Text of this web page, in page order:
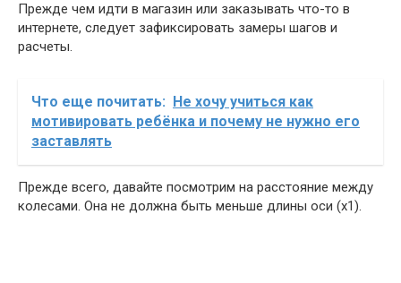
Прежде чем идти в магазин или заказывать что-то в
интернете, следует зафиксировать замеры шагов и
расчеты.
Что еще почитать: Не хочу учиться как
мотивировать ребёнка и почему не нужно его
заставлять
Прежде всего, давайте посмотрим на расстояние между
колесами. Она не должна быть меньше длины оси (x1).